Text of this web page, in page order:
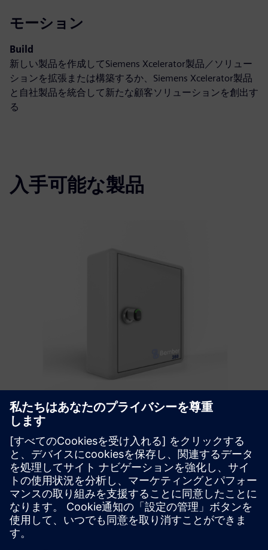
モーション
Build
新しい製品を作成してSiemens Xcelerator製品／ソリュー
ションを拡張または構築するか、Siemens Xcelerator製品
と自社製品を統合して新たな顧客ソリューションを創出す
る
入手可能な製品
Bember 360
不動産所有者が、テナント、オペレーション、買い物客、
訪問者、テクノロジープロバイダー、サービスプロバイダ
ー向けの建物内のユーザージャーニーを制御できるように
します。
詳細情報